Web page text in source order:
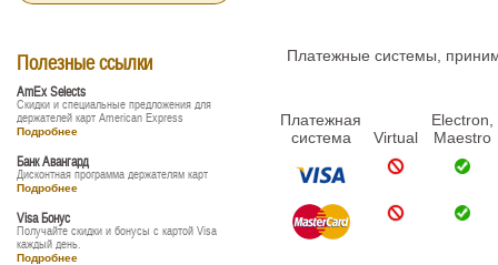
Полезные ссылки
AmEx Selects
Скидки и специальные предложения для
держателей карт American Express
Подробнее
Банк Авангард
Дисконтная программа держателям карт
Подробнее
Visa Бонус
Получайте скидки и бонусы с картой Visa
каждый день.
Подробнее
Платежные системы,
Платежная
система
Virtual
Electron,
Maestro